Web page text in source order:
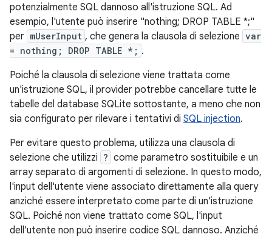
potenzialmente SQL dannoso all'istruzione SQL. Ad
esempio, l'utente può inserire "nothing; DROP TABLE *;"
per mUserInput , che genera la clausola di selezione var
= nothing; DROP TABLE *; .
Poiché la clausola di selezione viene trattata come
un'istruzione SQL, il provider potrebbe cancellare tutte le
tabelle del database SQLite sottostante, a meno che non
sia configurato per rilevare i tentativi di SQL injection.
Per evitare questo problema, utilizza una clausola di
selezione che utilizzi ? come parametro sostituibile e un
array separato di argomenti di selezione. In questo modo,
l'input dell'utente viene associato direttamente alla query
anziché essere interpretato come parte di un'istruzione
SQL. Poiché non viene trattato come SQL, l'input
dell'utente non può inserire codice SQL dannoso. Anziché